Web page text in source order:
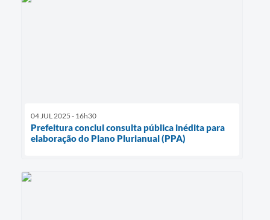
04 JUL 2025 - 16h30
Prefeitura conclui consulta pública inédita para
elaboração do Plano Plurianual (PPA)